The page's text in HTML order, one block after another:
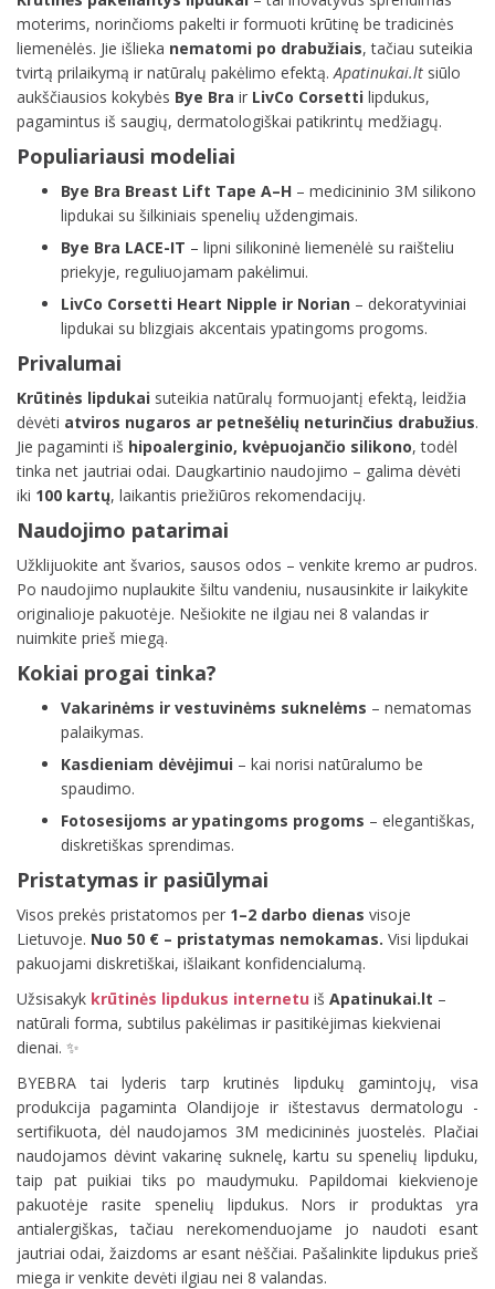
moterims, norinčioms pakelti ir formuoti krūtinę be tradicinės
liemenėlės. Jie išlieka nematomi po drabužiais, tačiau suteikia
tvirtą prilaikymą ir natūralų pakėlimo efektą. Apatinukai.lt siūlo
aukščiausios kokybės Bye Bra ir LivCo Corsetti lipdukus,
pagamintus iš saugių, dermatologiškai patikrintų medžiagų.
Populiariausi modeliai
Bye Bra Breast Lift Tape A–H – medicininio 3M silikono
lipdukai su šilkiniais spenelių uždengimais.
Bye Bra LACE-IT – lipni silikoninė liemenėlė su raišteliu
priekyje, reguliuojamam pakėlimui.
LivCo Corsetti Heart Nipple ir Norian – dekoratyviniai
lipdukai su blizgiais akcentais ypatingoms progoms.
Privalumai
Krūtinės lipdukai suteikia natūralų formuojantį efektą, leidžia
dėvėti atviros nugaros ar petnešėlių neturinčius drabužius.
Jie pagaminti iš hipoalerginio, kvėpuojančio silikono, todėl
tinka net jautriai odai. Daugkartinio naudojimo – galima dėvėti
iki 100 kartų, laikantis priežiūros rekomendacijų.
Naudojimo patarimai
Užklijuokite ant švarios, sausos odos – venkite kremo ar pudros.
Po naudojimo nuplaukite šiltu vandeniu, nusausinkite ir laikykite
originalioje pakuotėje. Nešiokite ne ilgiau nei 8 valandas ir
nuimkite prieš miegą.
Kokiai progai tinka?
Vakarinėms ir vestuvinėms suknelėms – nematomas
palaikymas.
Kasdieniam dėvėjimui – kai norisi natūralumo be
spaudimo.
Fotosesijoms ar ypatingoms progoms – elegantiškas,
diskretiškas sprendimas.
Pristatymas ir pasiūlymai
Visos prekės pristatomos per 1–2 darbo dienas visoje
Lietuvoje. Nuo 50 € – pristatymas nemokamas. Visi lipdukai
pakuojami diskretiškai, išlaikant konfidencialumą.
Užsisakyk krūtinės lipdukus internetu iš Apatinukai.lt –
natūrali forma, subtilus pakėlimas ir pasitikėjimas kiekvienai
dienai. ✨
BYEBRA tai lyderis tarp krutinės lipdukų gamintojų, visa
produkcija pagaminta Olandijoje ir ištestavus dermatologu -
sertifikuota, dėl naudojamos 3M medicininės juostelės. Plačiai
naudojamos dėvint vakarinę suknelę, kartu su spenelių lipduku,
taip pat puikiai tiks po maudymuku. Papildomai kiekvienoje
pakuotėje rasite spenelių lipdukus. Nors ir produktas yra
antialergiškas, tačiau nerekomenduojame jo naudoti esant
jautriai odai, žaizdoms ar esant nėščiai. Pašalinkite lipdukus prieš
miega ir venkite devėti ilgiau nei 8 valandas.